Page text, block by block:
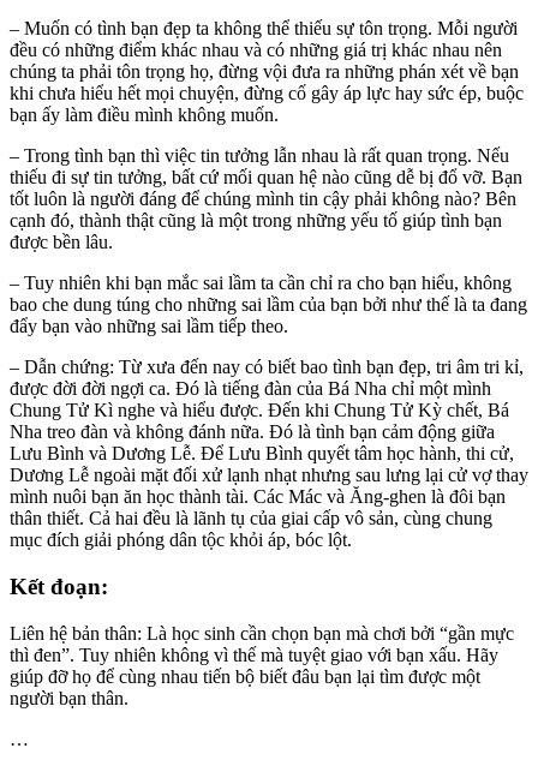
– Muốn có tình bạn đẹp ta không thể thiếu sự tôn trọng. Mỗi người
đều có những điểm khác nhau và có những giá trị khác nhau nên
chúng ta phải tôn trọng họ, đừng vội đưa ra những phán xét về bạn
khi chưa hiểu hết mọi chuyện, đừng cố gây áp lực hay sức ép, buộc
bạn ấy làm điều mình không muốn.
– Trong tình bạn thì việc tin tưởng lẫn nhau là rất quan trọng. Nếu
thiếu đi sự tin tưởng, bất cứ mối quan hệ nào cũng dễ bị đổ vỡ. Bạn
tốt luôn là người đáng để chúng mình tin cậy phải không nào? Bên
cạnh đó, thành thật cũng là một trong những yếu tố giúp tình bạn
được bền lâu.
– Tuy nhiên khi bạn mắc sai lầm ta cần chỉ ra cho bạn hiểu, không
bao che dung túng cho những sai lầm của bạn bởi như thế là ta đang
đẩy bạn vào những sai lầm tiếp theo.
– Dẫn chứng: Từ xưa đến nay có biết bao tình bạn đẹp, tri âm tri kỉ,
được đời đời ngợi ca. Đó là tiếng đàn của Bá Nha chỉ một mình
Chung Tử Kì nghe và hiểu được. Đến khi Chung Tử Kỳ chết, Bá
Nha treo đàn và không đánh nữa. Đó là tình bạn cảm động giữa
Lưu Bình và Dương Lễ. Để Lưu Bình quyết tâm học hành, thi cử,
Dương Lễ ngoài mặt đối xử lạnh nhạt nhưng sau lưng lại cử vợ thay
mình nuôi bạn ăn học thành tài. Các Mác và Ăng-ghen là đôi bạn
thân thiết. Cả hai đều là lãnh tụ của giai cấp vô sản, cùng chung
mục đích giải phóng dân tộc khỏi áp, bóc lột.
Kết đoạn:
Liên hệ bản thân: Là học sinh cần chọn bạn mà chơi bởi “gần mực
thì đen”. Tuy nhiên không vì thế mà tuyệt giao với bạn xấu. Hãy
giúp đỡ họ để cùng nhau tiến bộ biết đâu bạn lại tìm được một
người bạn thân.
…